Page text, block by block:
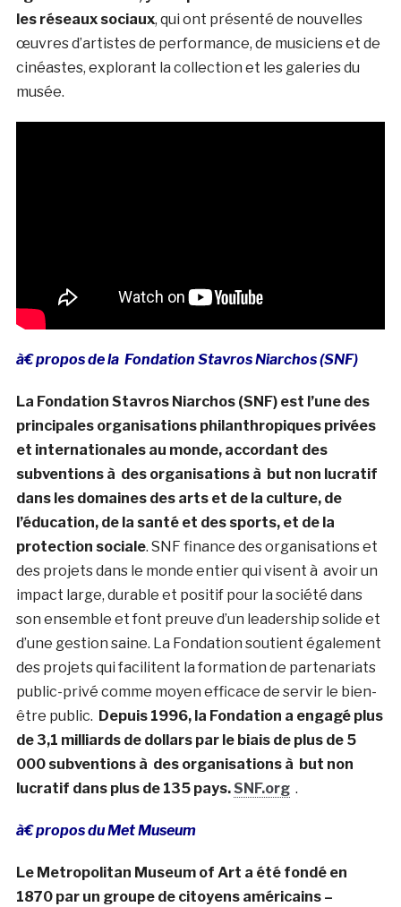
les réseaux sociaux, qui ont présenté de nouvelles
œuvres d’artistes de performance, de musiciens et de
cinéastes, explorant la collection et les galeries du
musée.
à€ propos de la Fondation Stavros Niarchos (SNF)
La Fondation Stavros Niarchos (SNF) est l’une des
principales organisations philanthropiques privées
et internationales au monde, accordant des
subventions à des organisations à but non lucratif
dans les domaines des arts et de la culture, de
l’éducation, de la santé et des sports, et de la
protection sociale. SNF finance des organisations et
des projets dans le monde entier qui visent à avoir un
impact large, durable et positif pour la société dans
son ensemble et font preuve d’un leadership solide et
d’une gestion saine. La Fondation soutient également
des projets qui facilitent la formation de partenariats
public-privé comme moyen efficace de servir le bien-
être public. Depuis 1996, la Fondation a engagé plus
de 3,1 milliards de dollars par le biais de plus de 5
000 subventions à des organisations à but non
lucratif dans plus de 135 pays.SNF.org.
à€ propos du Met Museum
Le Metropolitan Museum of Art a été fondé en
1870 par un groupe de citoyens américains –